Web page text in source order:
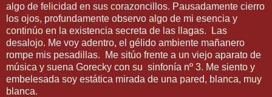
algo de felicidad en sus corazoncillos. Pausadamente cierro
los ojos, profundamente observo algo de mi esencia y
continúo en la existencia secreta de las llagas. Las
desalojo. Me voy adentro, el gélido ambiente mañanero
rompe mis pesadillas. Me sitúo frente a un viejo aparato de
música y suena Gorecky con su sinfonía nº 3. Me siento y
embelesada soy estática mirada de una pared, blanca, muy
blanca.